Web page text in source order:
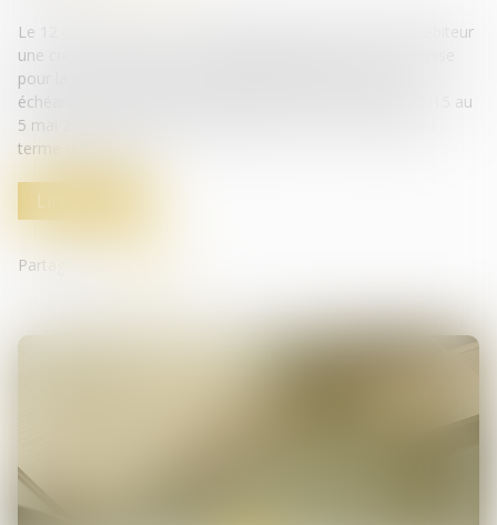
Le 12 octobre 2015, une banque déclare au passif d’un débiteur
une créance au titre d'un crédit d'équipement, qui est admise
pour la somme à échoir, constituée de cinquante-cinq
échéances contractuelles restant à courir du 5 octobre 2015 au
5 mai 2020, au taux conventionnel fixe de 3,43 % jusqu'au
terme du contrat...
Lire la suite
Partager sur